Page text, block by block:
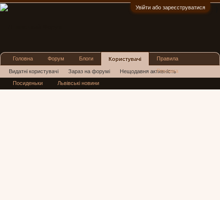
Увійти або зареєструватися
Головна Форум Блоги Користувачі
Видатні користувачі Зараз на форумі Нещодавня активність
Нові повідомлення профілю
Правила
Реклама
Посиденьки Львівські новини